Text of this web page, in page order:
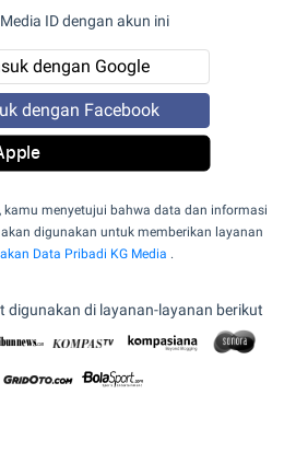
ID dengan akun ini
dengan Google
dengan Facebook
kamu menyetujui bahwa data dan informasi
digunakan untuk memberikan layanan
Data Pribadi KG Media .
digunakan di layanan-layanan berikut